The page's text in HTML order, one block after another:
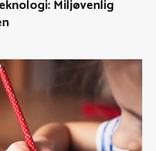
Miljøvenlig